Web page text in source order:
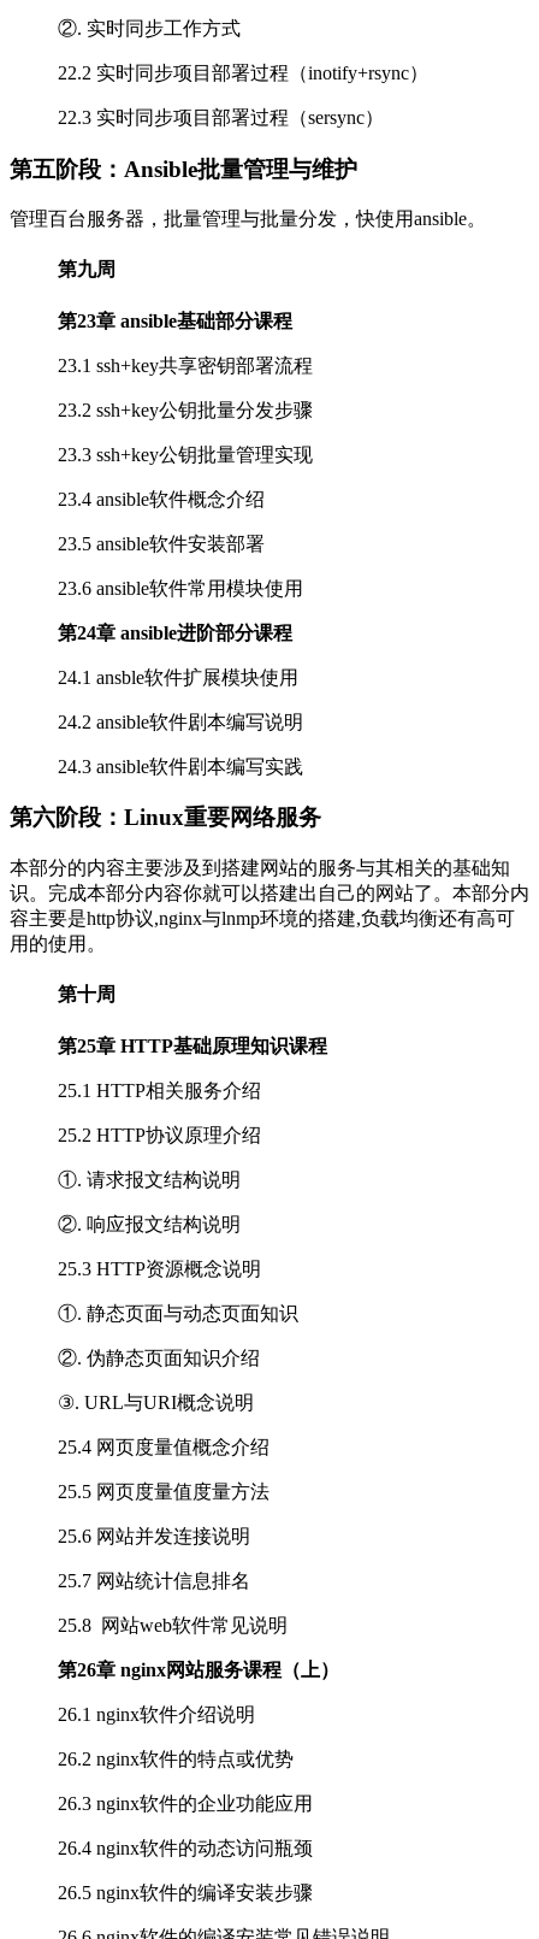
②. 实时同步工作方式
22.2 实时同步项目部署过程（inotify+rsync）
22.3 实时同步项目部署过程（sersync）
第五阶段：Ansible批量管理与维护
管理百台服务器，批量管理与批量分发，快使用ansible。
第九周
第23章 ansible基础部分课程
23.1 ssh+key共享密钥部署流程
23.2 ssh+key公钥批量分发步骤
23.3 ssh+key公钥批量管理实现
23.4 ansible软件概念介绍
23.5 ansible软件安装部署
23.6 ansible软件常用模块使用
第24章 ansible进阶部分课程
24.1 ansble软件扩展模块使用
24.2 ansible软件剧本编写说明
24.3 ansible软件剧本编写实践
第六阶段：Linux重要网络服务
本部分的内容主要涉及到搭建网站的服务与其相关的基础知
识。完成本部分内容你就可以搭建出自己的网站了。本部分内
容主要是http协议,nginx与lnmp环境的搭建,负载均衡还有高可
用的使用。
第十周
第25章 HTTP基础原理知识课程
25.1 HTTP相关服务介绍
25.2 HTTP协议原理介绍
①. 请求报文结构说明
②. 响应报文结构说明
25.3 HTTP资源概念说明
①. 静态页面与动态页面知识
②. 伪静态页面知识介绍
③. URL与URI概念说明
25.4 网页度量值概念介绍
25.5 网页度量值度量方法
25.6 网站并发连接说明
25.7 网站统计信息排名
25.8 网站web软件常见说明
第26章 nginx网站服务课程（上）
26.1 nginx软件介绍说明
26.2 nginx软件的特点或优势
26.3 nginx软件的企业功能应用
26.4 nginx软件的动态访问瓶颈
26.5 nginx软件的编译安装步骤